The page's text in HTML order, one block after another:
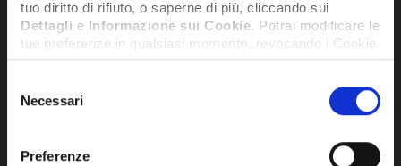
tuo diritto di rifiuto, o saperne di più, cliccando sui
Dettagli e Informazione sui Cookie. Potrai modificare le
tue preferenze in qualsiasi momento, revocando i Cookie
precedentemente autorizzati, direttamente dalle
delNecessari
Preferenze
SU RICHIESTA